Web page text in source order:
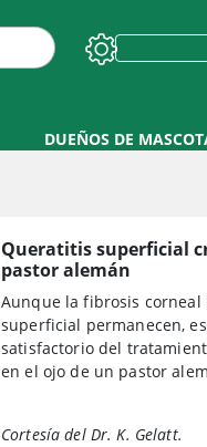
DUEÑOS DE
Queratitis superficial
pastor alemán
Aunque la fibrosis
superficial permanecen,
satisfactorio del
en el ojo de un pastor
Cortesía del Dr. K. Gelatt.